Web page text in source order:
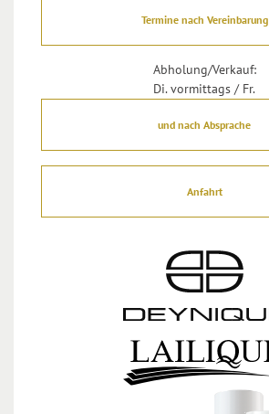
Termine nach Vereinbarung
Abholung/Verkauf:
Di. vormittags / Fr.
und nach Absprache
Anfahrt